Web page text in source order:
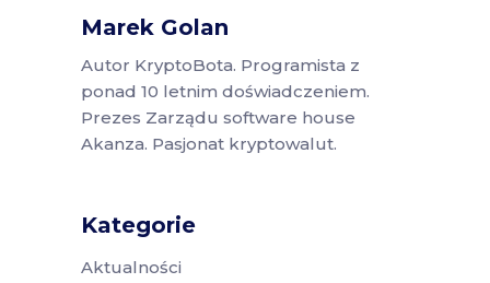
Marek Golan
Autor KryptoBota. Programista z
ponad 10 letnim doświadczeniem.
Prezes Zarządu software house
Akanza. Pasjonat kryptowalut.
Kategorie
Aktualności